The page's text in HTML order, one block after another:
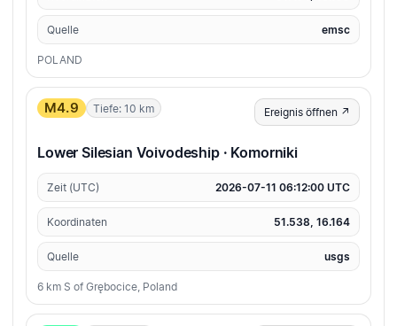
Quelle emsc
POLAND
M4.9 Tiefe: 10 km Ereignis öffnen ↗
Lower Silesian Voivodeship · Komorniki
Zeit (UTC) 2026-07-11 06:12:00 UTC
Koordinaten 51.538, 16.164
Quelle usgs
6 km S of Grębocice, Poland